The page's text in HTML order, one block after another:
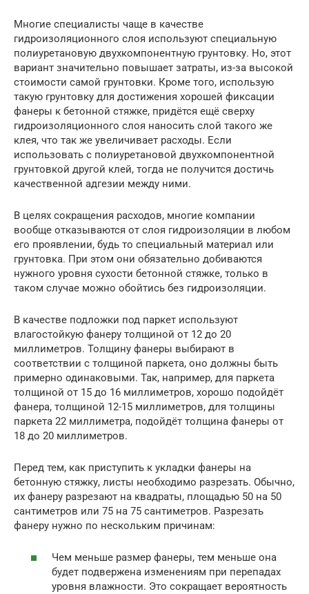
Многие специалисты чаще в качестве
гидроизоляционного слоя используют специальную
полиуретановую двухкомпонентную грунтовку. Но, этот
вариант значительно повышает затраты, из-за высокой
стоимости самой грунтовки. Кроме того, использую
такую грунтовку для достижения хорошей фиксации
фанеры к бетонной стяжке, придётся ещё сверху
гидроизоляционного слоя наносить слой такого же
клея, что так же увеличивает расходы. Если
использовать с полиуретановой двухкомпонентной
грунтовкой другой клей, тогда не получится достичь
качественной адгезии между ними.
В целях сокращения расходов, многие компании
вообще отказываются от слоя гидроизоляции в любом
его проявлении, будь то специальный материал или
грунтовка. При этом они обязательно добиваются
нужного уровня сухости бетонной стяжке, только в
таком случае можно обойтись без гидроизоляции.
В качестве подложки под паркет используют
влагостойкую фанеру толщиной от 12 до 20
миллиметров. Толщину фанеры выбирают в
соответствии с толщиной паркета, оно должны быть
примерно одинаковыми. Так, например, для паркета
толщиной от 15 до 16 миллиметров, хорошо подойдёт
фанера, толщиной 12-15 миллиметров, для толщины
паркета 22 миллиметра, подойдёт толщина фанеры от
18 до 20 миллиметров.
Перед тем, как приступить к укладки фанеры на
бетонную стяжку, листы необходимо разрезать. Обычно,
их фанеру разрезают на квадраты, площадью 50 на 50
сантиметров или 75 на 75 сантиметров. Разрезать
фанеру нужно по нескольким причинам:
Чем меньше размер фанеры, тем меньше она
будет подвержена изменениям при перепадах
уровня влажности. Это сокращает вероятность